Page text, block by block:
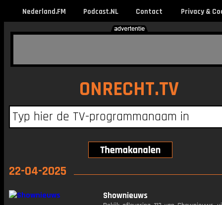
Nederland.FM Podcast.NL Contact Privacy &
ONRECHT.TV
22-04-2025
Shownieuws